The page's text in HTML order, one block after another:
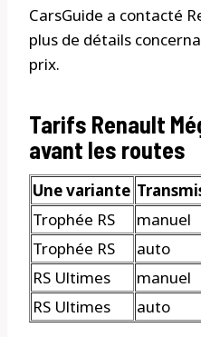
CarsGuide a contacté
plus de détails
prix.
Tarifs Renault
avant les routes
Une variante
Trophée RS
manuel
Trophée RS
auto
RS Ultimes
manuel
RS Ultimes
auto